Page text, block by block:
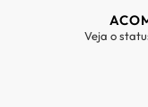
Veja o